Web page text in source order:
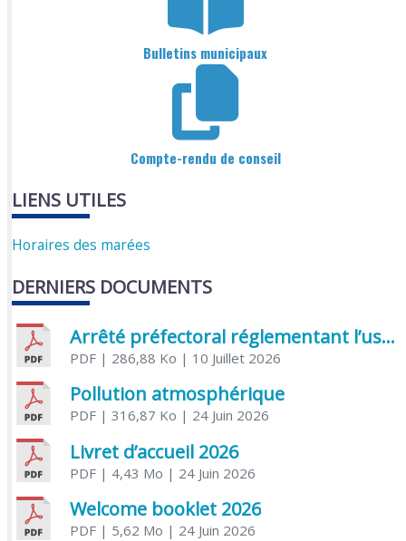
Bulletins municipaux
Compte-rendu de conseil
LIENS UTILES
Horaires des marées
DERNIERS DOCUMENTS
Arrêté préfectoral réglementant l’usage de l’eau
PDF| 286,88 Ko | 10 Juillet 2026
Pollution atmosphérique
PDF| 316,87 Ko | 24 Juin 2026
Livret d’accueil 2026
PDF| 4,43 Mo | 24 Juin 2026
Welcome booklet 2026
PDF| 5,62 Mo | 24 Juin 2026